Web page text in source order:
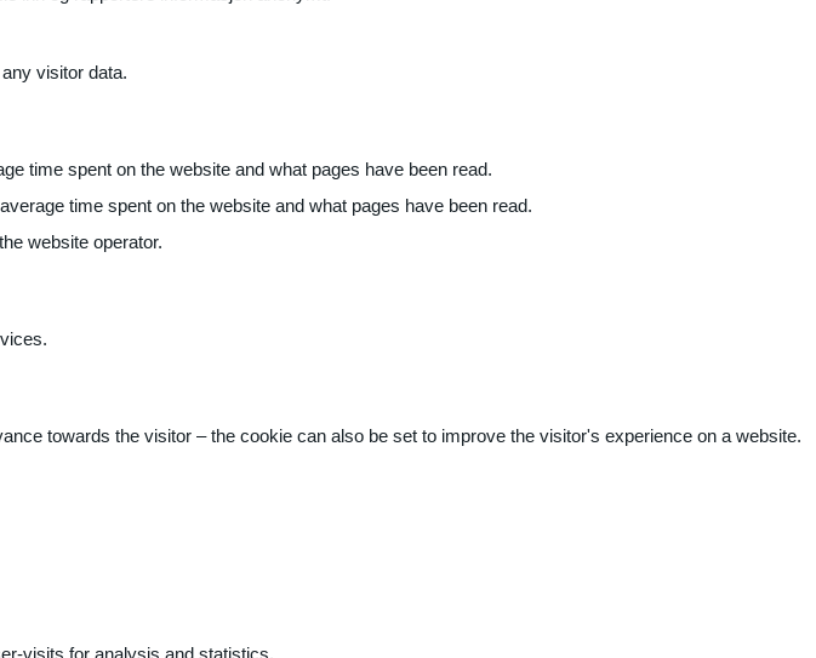
visitor data.
time spent on the website and what pages have been read.
time spent on the website and what pages have been read.
website operator.
towards the visitor – the cookie can also be set to improve the visitor's experience on a website.